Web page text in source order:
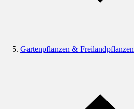
Gartenpflanzen & Freilandpflanzen